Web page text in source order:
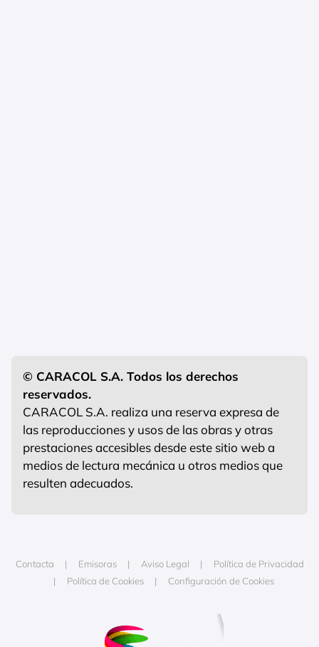
© CARACOL S.A. Todos los derechos
reservados.
CARACOL S.A. realiza una reserva expresa de
las reproducciones y usos de las obras y otras
prestaciones accesibles desde este sitio web a
medios de lectura mecánica u otros medios que
resulten adecuados.
Contacta Emisoras Aviso Legal
Política de Privacidad
Política de Cookies
Configuración de Cookies